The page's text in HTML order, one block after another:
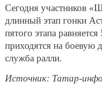
Сегодня участников
длинный этап гонки
пятого этапа
приходятся на боевую
служба ралли.
Источник: Татар-